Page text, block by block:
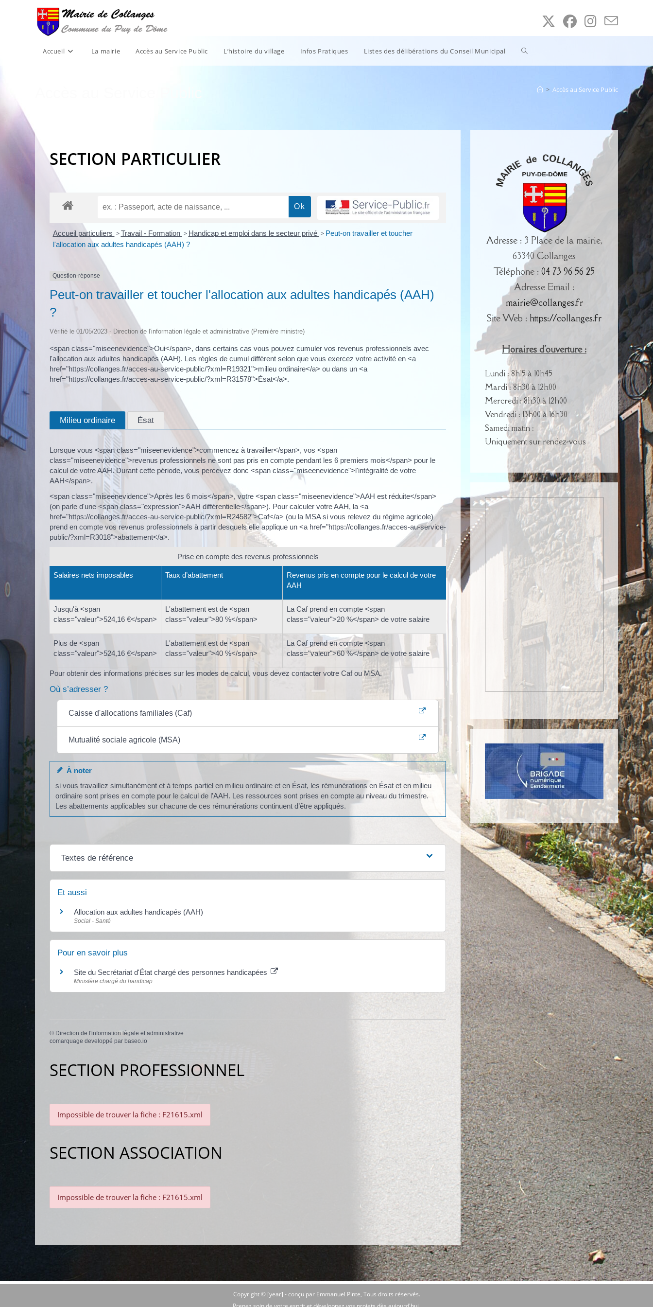
Accueil La mairie Accès au Service Public L’histoire du village Infos Pratiques Listes des délibérations du Conseil Municipal Toggle
> Accès au Service Public
SECTION PARTICULIER
Accueil particuliers > Travail - Formation > Handicap et emploi dans le secteur privé > Peut-on travailler et toucher
l'allocation aux adultes handicapés (AAH) ?
Question-réponse
Peut-on travailler et toucher l'allocation aux adultes handicapés (AAH)
?
Vérifié le 01/05/2023 - Direction de l'information légale et administrative (Première ministre)
<span class="miseenevidence">Oui</span>, dans certains cas vous pouvez cumuler vos revenus professionnels avec
l'allocation aux adultes handicapés (AAH). Les règles de cumul diffèrent selon que vous exercez votre activité en <a
href="https://collanges.fr/acces-au-service-public/?xml=R19321">milieu ordinaire</a> ou dans un <a
href="https://collanges.fr/acces-au-service-public/?xml=R31578">Ésat</a>.
Milieu ordinaire Ésat
Lorsque vous <span class="miseenevidence">commencez à travailler</span>, vos <span
class="miseenevidence">revenus professionnels ne sont pas pris en compte pendant les 6 premiers mois</span> pour le
calcul de votre AAH. Durant cette période, vous percevez donc <span class="miseenevidence">l'intégralité de votre
AAH</span>.
<span class="miseenevidence">Après les 6 mois</span>, votre <span class="miseenevidence">AAH est réduite</span>
(on parle d'une <span class="expression">AAH différentielle</span>). Pour calculer votre AAH, la <a
href="https://collanges.fr/acces-au-service-public/?xml=R24582">Caf</a> (ou la MSA si vous relevez du régime agricole)
prend en compte vos revenus professionnels à partir desquels elle applique un <a href="https://collanges.fr/acces-au-service-
public/?xml=R3018">abattement</a>.
Prise en compte des revenus professionnels
Salaires nets imposables Taux d’abattement
Revenus pris en compte pour le calcul de votre
AAH
Jusqu'à <span
class="valeur">524,16 €</span>
L'abattement est de <span
class="valeur">80 %</span>
La Caf prend en compte <span
class="valeur">20 %</span> de votre salaire
Plus de <span
class="valeur">524,16 €</span>
L'abattement est de <span
class="valeur">40 %</span>
La Caf prend en compte <span
class="valeur">60 %</span> de votre salaire
Pour obtenir des informations précises sur les modes de calcul, vous devez contacter votre Caf ou MSA.
Où s’adresser ?
Caisse d'allocations familiales (Caf)
Mutualité sociale agricole (MSA)
À noter
si vous travaillez simultanément et à temps partiel en milieu ordinaire et en Ésat, les rémunérations en Ésat et en milieu
ordinaire sont prises en compte pour le calcul de l’AAH. Les ressources sont prises en compte au niveau du trimestre.
Les abattements applicables sur chacune de ces rémunérations continuent d’être appliqués.
Textes de référence
Et aussi
Allocation aux adultes handicapés (AAH)
Social - Santé
Pour en savoir plus
Site du Secrétariat d'État chargé des personnes handicapées
Ministère chargé du handicap
© Direction de l'information légale et administrative
comarquage developpé par baseo.io
SECTION PROFESSIONNEL
Impossible de trouver la fiche : F21615.xml
SECTION ASSOCIATION
Impossible de trouver la fiche : F21615.xml
Adresse : 3 Place de la mairie,
63340 Collanges
Téléphone : 04 73 96 56 25
Adresse Email :
mairie@collanges.fr
Site Web : https://collanges.fr
Horaires d'ouverture :
Lundi : 8h15 à 10h45
Mardi : 8h30 à 12h00
Mercredi : 8h30 à 12h00
Vendredi : 13h00 à 16h30
Samedi matin :
Uniquement sur rendez-vous
Copyright © [year] -conçu par Emmanuel Pinte, Tous droits réservés.